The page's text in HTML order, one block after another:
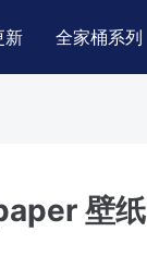
新 全家桶系列
壁纸